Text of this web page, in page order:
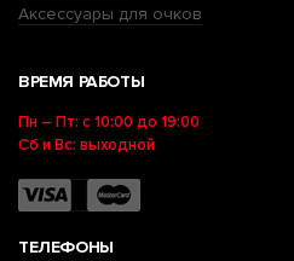
Аксессуары для очков
ВРЕМЯ РАБОТЫ
Пн – Пт: с 10:00 до 19:00
Сб и Вс: выходной
ТЕЛЕФОНЫ